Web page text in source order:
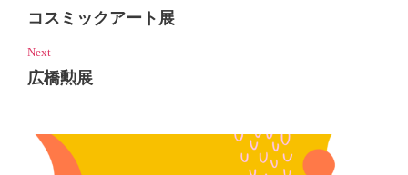
コスミックアート展
Next
広橋勲展